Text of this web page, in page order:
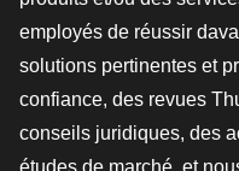
employés de réussir
solutions pertinentes et
confiance, des revues
conseils juridiques, des
études de marché, et